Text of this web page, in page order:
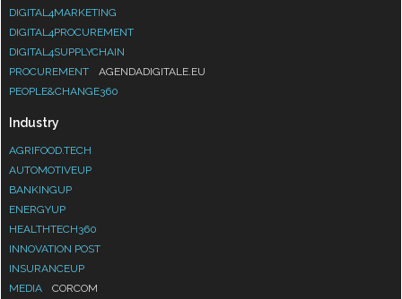
DIGITAL4MARKETING
DIGITAL4PROCUREMENT
DIGITAL4SUPPLYCHAIN
PROCUREMENT
AGENDADIGITALE.EU
PEOPLE&CHANGE360
Industry
AGRIFOOD.TECH
AUTOMOTIVEUP
BANKINGUP
ENERGYUP
HEALTHTECH360
INNOVATION POST
INSURANCEUP
MEDIA
CORCOM